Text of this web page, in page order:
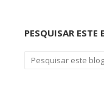
PESQUISAR ESTE